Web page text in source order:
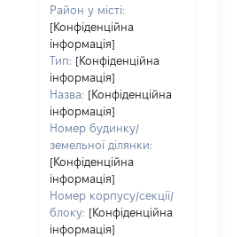
Район у місті:
[Конфіденційна
інформація]
Тип: [Конфіденційна
інформація]
Назва: [Конфіденційна
інформація]
Номер будинку/
земельної ділянки:
[Конфіденційна
інформація]
Номер корпусу/секції/
блоку: [Конфіденційна
інформація]